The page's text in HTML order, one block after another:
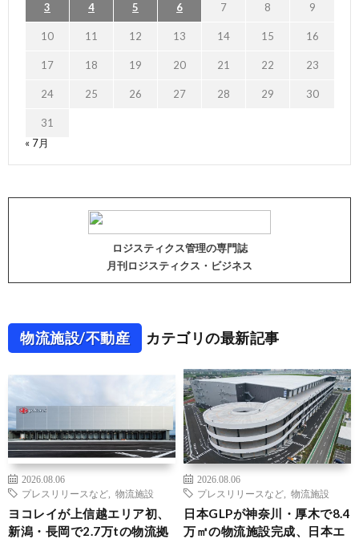
3 4 5 6 7 8 9
10 11 12 13 14 15 16
17 18 19 20 21 22 23
24 25 26 27 28 29 30
31
« 7月
ロジスティクス管理の専門誌
月刊ロジスティクス・ビジネス
物流施設/不動産 カテゴリの最新記事
2026.08.06
プレスリリースなど
物流施設
ヨコレイが上信越エリア初、
新潟・長岡で2.7万tの物流拠
2026.08.06
プレスリリースなど
物流施設
日本GLPが神奈川・厚木で8.4
万㎡の物流施設完成、日本エ